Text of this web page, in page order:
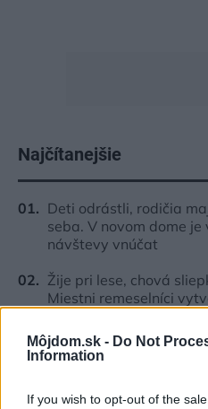
Môjdom.sk - Do Not
Information
If you wish to opt-out of the
Najčítanejšie
Deti odrástli, rodičia
seba. V novom dome
návštevy vnúčat
Žije pri lese, chová
Miestni remeselníci
K bytu ladili aj škáry v